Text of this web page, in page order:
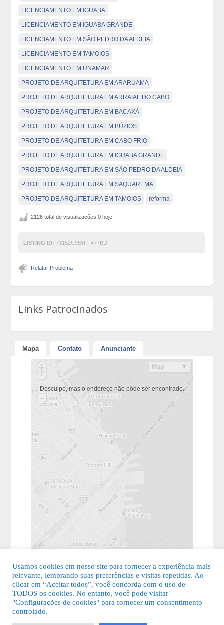
LICENCIAMENTO EM IGUABA
LICENCIAMENTO EM IGUABA GRANDE
LICENCIAMENTO EM SÃO PEDRO DA ALDEIA
LICENCIAMENTO EM TAMOIOS
LICENCIAMENTO EM UNAMAR
PROJETO DE ARQUITETURA EM ARARUAMA
PROJETO DE ARQUITETURA EM ARRAIAL DO CABO
PROJETO DE ARQUITETURA EM BACAXÁ
PROJETO DE ARQUITETURA EM BÚZIOS
PROJETO DE ARQUITETURA EM CABO FRIO
PROJETO DE ARQUITETURA EM IGUABA GRANDE
PROJETO DE ARQUITETURA EM SÃO PEDRO DA ALDEIA
PROJETO DE ARQUITETURA EM SAQUAREMA
PROJETO DE ARQUITETURA EM TAMOIOS reforma
2126 total de visualizações,0 hoje
LISTING ID: 73152C985FF477BD
Relatar Problema
Links Patrocinados
Mapa Contato Anunciante
Desculpe, mas o endereço não pôde ser encontrado.
© 2026 Guia Fácil Lagos | Guia Comercial Grátis. Todos os direitos
Usamos cookies em nosso site para fornecer a experiência mais
relevante, lembrando suas preferências e visitas repetidas. Ao
clicar em “Aceitar todos”, você concorda com o uso de
TODOS os cookies. No entanto, você pode visitar
"Configurações de cookies" para fornecer um consentimento
controlado.